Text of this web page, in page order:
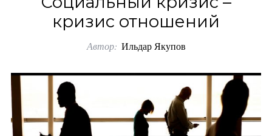
rкризис отношений
Автор: Ильдар Якупов